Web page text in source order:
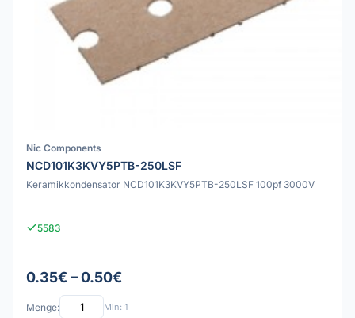
Nic Components
NCD101K3KVY5PTB-250LSF
Keramikkondensator NCD101K3KVY5PTB-250LSF 100pf 3000V
5583
0.35€ – 0.50€
Menge: Min: 1